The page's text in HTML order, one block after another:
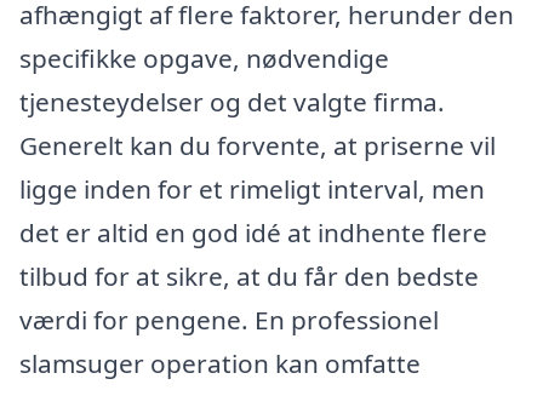
afhængigt af flere faktorer, herunder den
specifikke opgave, nødvendige
tjenesteydelser og det valgte firma.
Generelt kan du forvente, at priserne vil
ligge inden for et rimeligt interval, men
det er altid en god idé at indhente flere
tilbud for at sikre, at du får den bedste
værdi for pengene. En professionel
slamsuger operation kan omfatte